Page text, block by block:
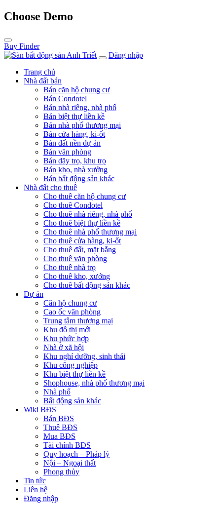
Choose Demo
Buy Finder
Đăng nhập
Trang chủ
Nhà đất bán
Bán căn hộ chung cư
Bán Condotel
Bán nhà riêng, nhà phố
Bán biệt thự liền kề
Bán nhà phố thương mại
Bán cửa hàng, ki-ốt
Bán đất nền dự án
Bán văn phòng
Bán dãy trọ, khu trọ
Bán kho, nhà xưởng
Bán bất động sản khác
Nhà đất cho thuê
Cho thuê căn hộ chung cư
Cho thuê Condotel
Cho thuê nhà riêng, nhà phố
Cho thuê biệt thự liền kề
Cho thuê nhà phố thương mại
Cho thuê cửa hàng, ki-ốt
Cho thuê đất, mặt bằng
Cho thuê văn phòng
Cho thuê nhà trọ
Cho thuê kho, xưởng
Cho thuê bất động sản khác
Dự án
Căn hộ chung cư
Cao ốc văn phòng
Trung tâm thương mại
Khu đô thị mới
Khu phức hợp
Nhà ở xã hội
Khu nghỉ dưỡng, sinh thái
Khu công nghiệp
Khu biệt thự liền kề
Shophouse, nhà phố thương mại
Nhà phố
Bất động sản khác
Wiki BĐS
Bán BĐS
Thuê BĐS
Mua BĐS
Tài chính BĐS
Quy hoạch – Pháp lý
Nội – Ngoại thất
Phong thủy
Tin tức
Liên hệ
Đăng nhập